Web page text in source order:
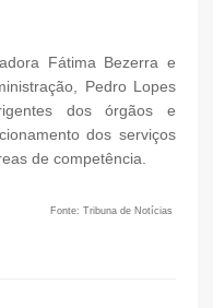
Fátima Bezerra e
Pedro Lopes
dos órgãos e
dos serviços
de competência.
Fonte: Tribuna de Notícias